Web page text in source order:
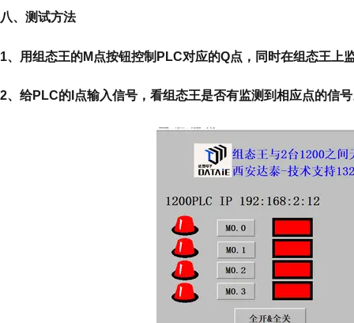
八、测试方法
1、用组态王的M点按钮控制PLC对应的Q点，同时在组态王上
2、给PLC的I点输入信号，看组态王是否有监测到相应点的信